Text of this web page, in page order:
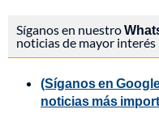
Síganos en nuestro
noticias de mayor interés
(Síganos en
noticias más